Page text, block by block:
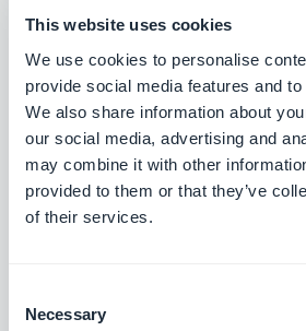
This website uses cookies
We use cookies to personalise
provide social media features and
We also share information about
our social media, advertising and
may combine it with other
provided to them or that they’ve
of their services.
Selection
Necessary
médias qui diffusent de
ces communautés et entrez en
derniers pour qu'ils fassent
application dans un article, sur
réseaux sociaux. Cela permettra